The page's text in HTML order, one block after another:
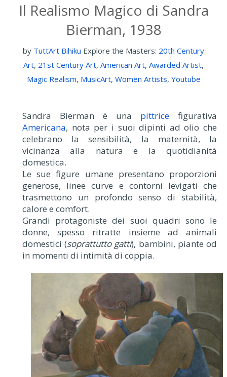
Il Realismo Magico di Sandra
Bierman, 1938
by TuttArt Bihiku Explore the Masters: 20th Century
Art, 21st Century Art, American Art, Awarded Artist,
Magic Realism, MusicArt, Women Artists, Youtube
Sandra Bierman è una pittrice figurativa
Americana, nota per i suoi dipinti ad olio che
celebrano la sensibilità, la maternità, la
vicinanza alla natura e la quotidianità
domestica.
Le sue figure umane presentano proporzioni
generose, linee curve e contorni levigati che
trasmettono un profondo senso di stabilità,
calore e comfort.
Grandi protagoniste dei suoi quadri sono le
donne, spesso ritratte insieme ad animali
domestici (soprattutto gatti), bambini, piante od
in momenti di intimità di coppia.